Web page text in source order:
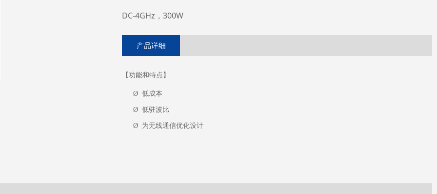
DC-4GHz，300W
产品详细
【功能和特点】
Ø 低成本
Ø 低驻波比
Ø 为无线通信优化设计